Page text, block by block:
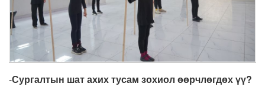
-Сургалтын шат ахих тусам зохиол өөрчлөгдөх үү?